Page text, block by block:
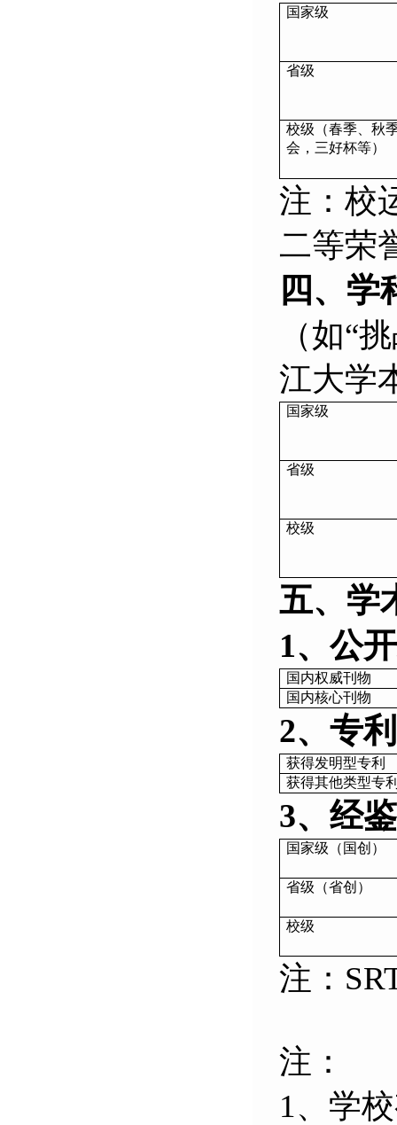
国家级
省级
校级（春季、秋
会，三好杯等）
注：校
二等荣
四、学
（如“
江大学
国家级
省级
校级
五、学
1、公
国内权威刊物
国内核心刊物
2、专
获得发明型专利
获得其他类型专
3、经
国家级（国创）
省级（省创）
校级
注：
注：
1、 学